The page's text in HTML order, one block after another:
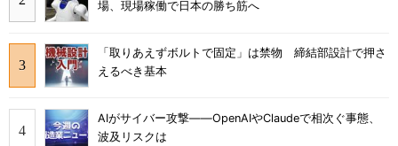
場、現場稼働で日本の勝ち筋へ
「取りあえずボルトで固定」は禁物 締結部設計で押さ
えるべき基本
AIがサイバー攻撃――OpenAIやClaudeで相次ぐ事態、
波及リスクは